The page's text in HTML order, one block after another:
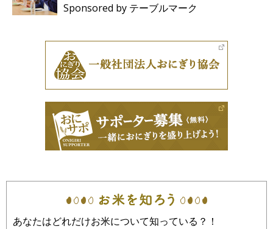
Sponsored by テーブルマーク
あなたはどれだけお米について知っている？！